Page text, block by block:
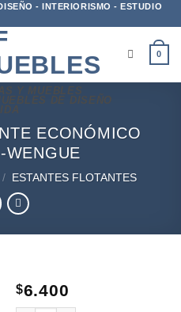
- INTERIORISMO - ESTUDIO
Y MUEBLES
DE DISEÑO
0
ECONÓMICO
WENGUE
/ ESTANTES FLOTANTES
$6.400